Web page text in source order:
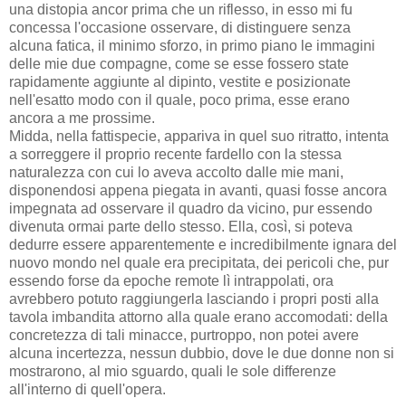
una distopia ancor prima che un riflesso, in esso mi fu
concessa l'occasione osservare, di distinguere senza
alcuna fatica, il minimo sforzo, in primo piano le immagini
delle mie due compagne, come se esse fossero state
rapidamente aggiunte al dipinto, vestite e posizionate
nell'esatto modo con il quale, poco prima, esse erano
ancora a me prossime.
Midda, nella fattispecie, appariva in quel suo ritratto, intenta
a sorreggere il proprio recente fardello con la stessa
naturalezza con cui lo aveva accolto dalle mie mani,
disponendosi appena piegata in avanti, quasi fosse ancora
impegnata ad osservare il quadro da vicino, pur essendo
divenuta ormai parte dello stesso. Ella, così, si poteva
dedurre essere apparentemente e incredibilmente ignara del
nuovo mondo nel quale era precipitata, dei pericoli che, pur
essendo forse da epoche remote lì intrappolati, ora
avrebbero potuto raggiungerla lasciando i propri posti alla
tavola imbandita attorno alla quale erano accomodati: della
concretezza di tali minacce, purtroppo, non potei avere
alcuna incertezza, nessun dubbio, dove le due donne non si
mostrarono, al mio sguardo, quali le sole differenze
all'interno di quell'opera.